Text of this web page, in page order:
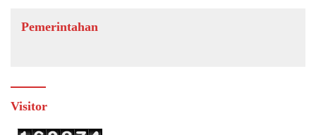
Pemerintahan
Visitor